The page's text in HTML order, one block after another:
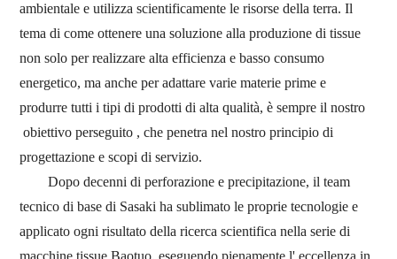
ambientale eutilizza scientificamente le risorse della terra.Il
tema di come ottenere una soluzione alla produzione di tissue
non solo per realizzare alta efficienza e basso consumo
energetico,ma anche per adattare varie materie primee
produrre tutti i tipi di prodotti di alta qualità, è sempre il nostro
obiettivoperseguito ,che penetra nel nostroprincipio di
progettazione e scopi di servizio.
Dopodecenni diperforazione e precipitazione,il team
tecnico di base di Sasaki ha sublimato le proprietecnologie e
applicato ogni risultato della ricerca scientifica nella serie di